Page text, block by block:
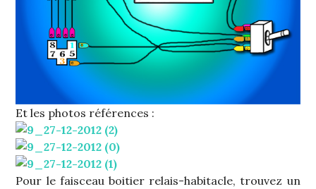
Et les photos références :
Pour le faisceau boitier relais-habitacle, trouvez un